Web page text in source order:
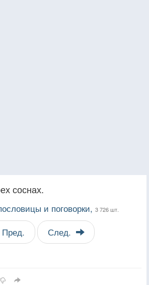
соснах.
и поговорки, 3 726 шт.
Пред. След.